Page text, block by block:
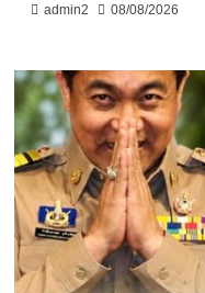
admin2 08/08/2026